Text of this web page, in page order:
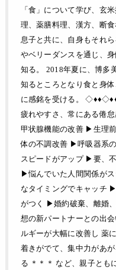
「食」について学び、玄
理、薬膳料理、漢方、断
息子と共に、自身もそれ
やベリーダンスを通じ、
知る。 2018年夏に、博多
知るところとなり食と身
に感銘を受ける。
疲れやすさ、常にある倦
甲状腺機能の改善 ▶︎生理
体の不調改善 ▶︎呼吸器系
スピードがアップ ▶︎要、
▶︎悩んでいた人間関係が
なタイミングでキャッチ
がつく ▶︎婚約破棄、離婚
想の新パートナーとの出
ルギーが大幅に改善し 薬
着きがでて、集中力があ
る ＊＊＊ など、親子とも